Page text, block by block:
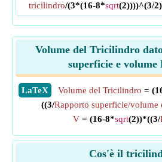
tricilindro/(3*(16-8*sqrt(2))))^(3/
Volume del Tricilindro
superficie e volume
​LaTeX Volume del Tricilindro =
((3/Rapporto superficie/
V= (16-8*sqrt(2))*((3/
Cos'è il